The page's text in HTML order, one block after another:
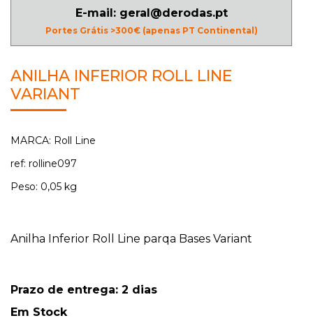
SKATES
E-mail: geral@derodas.pt
Portes Grátis >300€ (apenas PT Continental)
ANILHA INFERIOR ROLL LINE
VARIANT
MARCA: Roll Line
ref: rolline097
Peso: 0,05 kg
Anilha Inferior Roll Line parqa Bases Variant
Prazo de entrega: 2 dias
Em Stock